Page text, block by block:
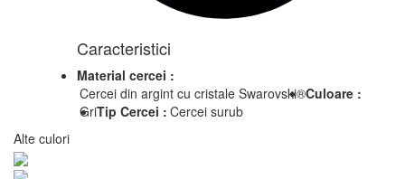
Caracteristici
Material cercei :
Cercei din argint cu cristale Swarovski®Culoare :
GriTip Cercei : Cercei surub
Alte culori